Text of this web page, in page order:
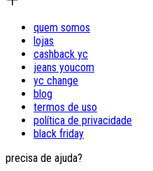
quem somos
lojas
cashback yc
jeans youcom
yc change
blog
termos de uso
política de privacidade
black friday
precisa de ajuda?